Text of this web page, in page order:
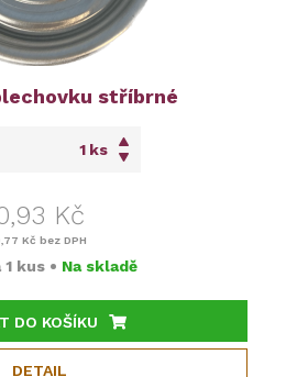
stříbrné
ks
Kč
Kč bez DPH
1 kus • Na skladě
DO KOŠÍKU
DETAIL